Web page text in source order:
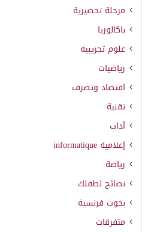
مرحلة تحضيرية
باكالوريا
علوم تجريبية
رياضيات
اقتصاد وتصرف
تقنية
آداب
إعلامية informatique
رياضة
نصائح لطفلك
بحوث فرنسية
متفرقات